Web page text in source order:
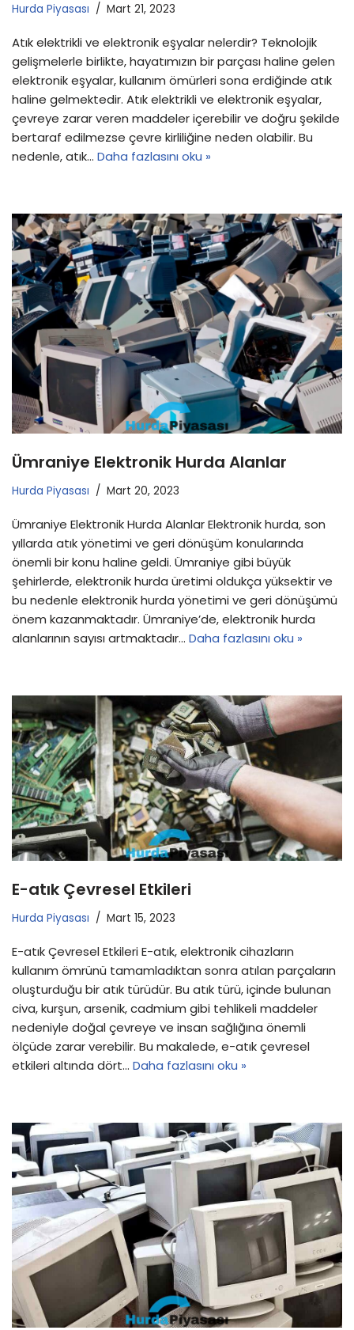
Hurda Piyasası Mart 21, 2023
Atık elektrikli ve elektronik eşyalar nelerdir? Teknolojik
gelişmelerle birlikte, hayatımızın bir parçası haline gelen
elektronik eşyalar, kullanım ömürleri sona erdiğinde atık
haline gelmektedir. Atık elektrikli ve elektronik eşyalar,
çevreye zarar veren maddeler içerebilir ve doğru şekilde
bertaraf edilmezse çevre kirliliğine neden olabilir. Bu
nedenle, atık… Daha fazlasını oku »
Ümraniye Elektronik Hurda Alanlar
Hurda Piyasası Mart 20, 2023
Ümraniye Elektronik Hurda Alanlar Elektronik hurda, son
yıllarda atık yönetimi ve geri dönüşüm konularında
önemli bir konu haline geldi. Ümraniye gibi büyük
şehirlerde, elektronik hurda üretimi oldukça yüksektir ve
bu nedenle elektronik hurda yönetimi ve geri dönüşümü
önem kazanmaktadır. Ümraniye’de, elektronik hurda
alanlarının sayısı artmaktadır… Daha fazlasını oku »
E-atık Çevresel Etkileri
Hurda Piyasası Mart 15, 2023
E-atık Çevresel Etkileri E-atık, elektronik cihazların
kullanım ömrünü tamamladıktan sonra atılan parçaların
oluşturduğu bir atık türüdür. Bu atık türü, içinde bulunan
civa, kurşun, arsenik, cadmium gibi tehlikeli maddeler
nedeniyle doğal çevreye ve insan sağlığına önemli
ölçüde zarar verebilir. Bu makalede, e-atık çevresel
etkileri altında dört… Daha fazlasını oku »